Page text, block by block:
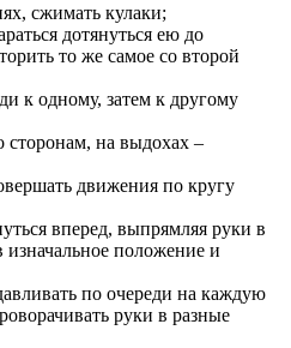
сжимать кулаки;
дотянуться ею до
то же самое со второй
к одному, затем к другому
сторонам, на выдохах –
движения по кругу
вперед, выпрямляя руки в
изначальное положение и
по очереди на каждую
руки в разные